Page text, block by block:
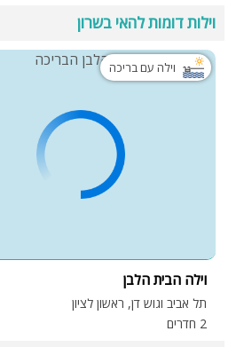
וילות דומות להאי בשרון
וילה עם בריכה
וילה הבית הלבן
תל אביב וגוש דן, ראשון לציון
2 חדרים